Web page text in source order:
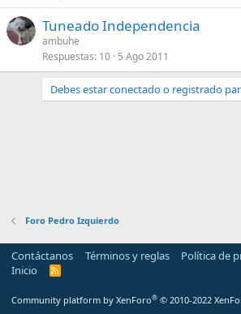
Tuneado Independencia
ambuhe
Respuestas 10 5 Ago 2011
Debes estar conectado o registrado
Foro Pedro Izquierdo
Contáctanos Términos y reglas Política de
Inicio
R
Community platform by XenForo® © 2010-2022